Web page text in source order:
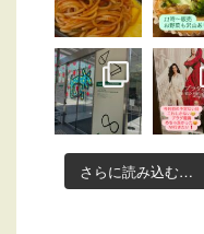
さらに読み込む…